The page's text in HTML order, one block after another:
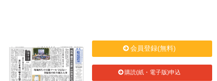
会員登録(無料)
購読(紙・電子版)申込